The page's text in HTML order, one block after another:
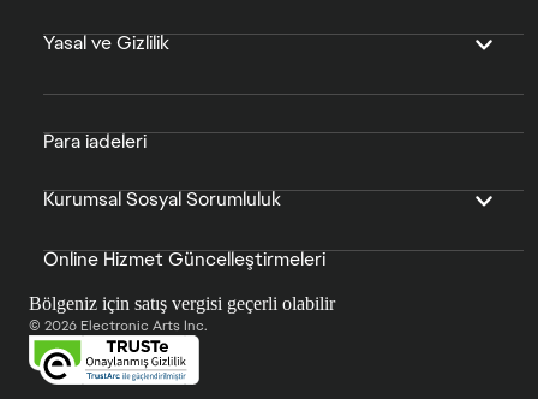
Yasal ve Gizlilik
Para iadeleri
Kurumsal Sosyal Sorumluluk
Online Hizmet Güncelleştirmeleri
Bölgeniz için satış vergisi geçerli olabilir
© 2026 Electronic Arts Inc.